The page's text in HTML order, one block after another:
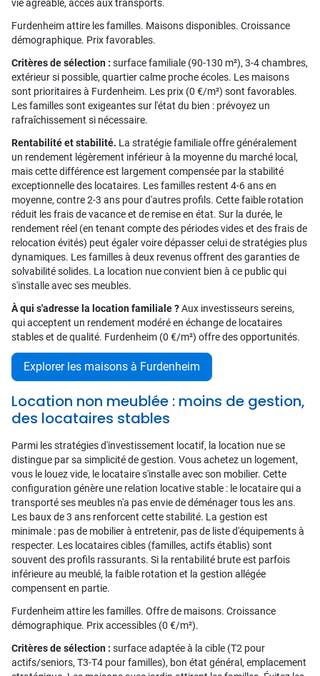
vie agréable, accès aux transports.
Furdenheim attire les familles. Maisons disponibles. Croissance
démographique. Prix favorables.
Critères de sélection : surface familiale (90-130 m²), 3-4 chambres,
extérieur si possible, quartier calme proche écoles. Les maisons
sont prioritaires à Furdenheim. Les prix (0 €/m²) sont favorables.
Les familles sont exigeantes sur l'état du bien : prévoyez un
rafraîchissement si nécessaire.
Rentabilité et stabilité. La stratégie familiale offre généralement
un rendement légèrement inférieur à la moyenne du marché local,
mais cette différence est largement compensée par la stabilité
exceptionnelle des locataires. Les familles restent 4-6 ans en
moyenne, contre 2-3 ans pour d'autres profils. Cette faible rotation
réduit les frais de vacance et de remise en état. Sur la durée, le
rendement réel (en tenant compte des périodes vides et des frais de
relocation évités) peut égaler voire dépasser celui de stratégies plus
dynamiques. Les familles à deux revenus offrent des garanties de
solvabilité solides. La location nue convient bien à ce public qui
s'installe avec ses meubles.
À qui s'adresse la location familiale ?Aux investisseurs sereins,
qui acceptent un rendement modéré en échange de locataires
stables et de qualité. Furdenheim (0 €/m²) offre des opportunités.
Explorer les maisons à Furdenheim
Location non meublée : moins de gestion,
des locataires stables
Parmi les stratégies d'investissement locatif, la location nue se
distingue par sa simplicité de gestion. Vous achetez un logement,
vous le louez vide, le locataire s'installe avec son mobilier. Cette
configuration génère une relation locative stable : le locataire qui a
transporté ses meubles n'a pas envie de déménager tous les ans.
Les baux de 3 ans renforcent cette stabilité. La gestion est
minimale : pas de mobilier à entretenir, pas de liste d'équipements à
respecter. Les locataires cibles (familles, actifs établis) sont
souvent des profils rassurants. Si la rentabilité brute est parfois
inférieure au meublé, la faible rotation et la gestion allégée
compensent en partie.
Furdenheim attire les familles. Offre de maisons. Croissance
démographique. Prix accessibles (0 €/m²).
Critères de sélection : surface adaptée à la cible (T2 pour
actifs/seniors, T3-T4 pour familles), bon état général, emplacement